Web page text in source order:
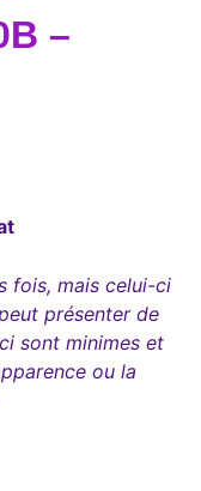
–
fois, mais celui-ci
présenter de
sont minimes et
ou la